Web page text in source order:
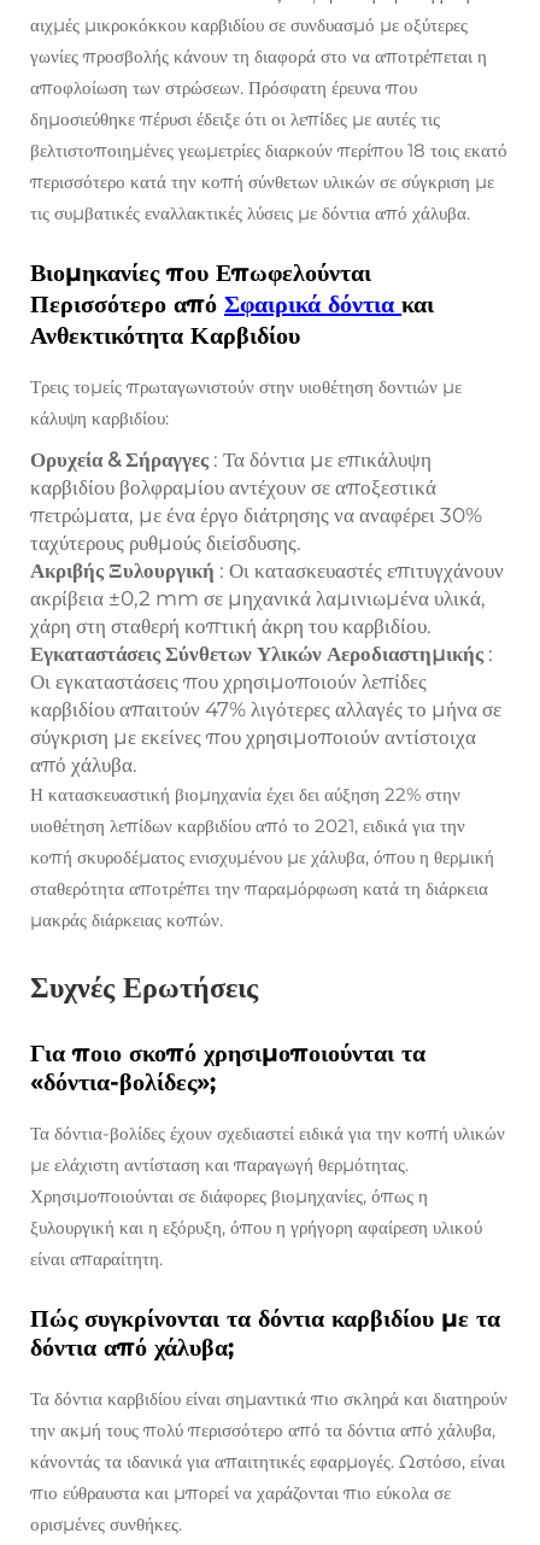
αιχμές μικροκόκκου καρβιδίου σε συνδυασμό με οξύτερες
γωνίες προσβολής κάνουν τη διαφορά στο να αποτρέπεται η
αποφλοίωση των στρώσεων. Πρόσφατη έρευνα που
δημοσιεύθηκε πέρυσι έδειξε ότι οι λεπίδες με αυτές τις
βελτιστοποιημένες γεωμετρίες διαρκούν περίπου 18 τοις εκατό
περισσότερο κατά την κοπή σύνθετων υλικών σε σύγκριση με
τις συμβατικές εναλλακτικές λύσεις με δόντια από χάλυβα.
Βιομηκανίες που Επωφελούνται
Περισσότερο από Σφαιρικά δόντια και
Ανθεκτικότητα Καρβιδίου
Τρεις τομείς πρωταγωνιστούν στην υιοθέτηση δοντιών με
κάλυψη καρβιδίου:
Ορυχεία & Σήραγγες : Τα δόντια με επικάλυψη
καρβιδίου βολφραμίου αντέχουν σε αποξεστικά
πετρώματα, με ένα έργο διάτρησης να αναφέρει 30%
ταχύτερους ρυθμούς διείσδυσης.
Ακριβής Ξυλουργική : Οι κατασκευαστές επιτυγχάνουν
ακρίβεια ±0,2 mm σε μηχανικά λαμινιωμένα υλικά,
χάρη στη σταθερή κοπτική άκρη του καρβιδίου.
Εγκαταστάσεις Σύνθετων Υλικών Αεροδιαστημικής :
Οι εγκαταστάσεις που χρησιμοποιούν λεπίδες
καρβιδίου απαιτούν 47% λιγότερες αλλαγές το μήνα σε
σύγκριση με εκείνες που χρησιμοποιούν αντίστοιχα
από χάλυβα.
Η κατασκευαστική βιομηχανία έχει δει αύξηση 22% στην
υιοθέτηση λεπίδων καρβιδίου από το 2021, ειδικά για την
κοπή σκυροδέματος ενισχυμένου με χάλυβα, όπου η θερμική
σταθερότητα αποτρέπει την παραμόρφωση κατά τη διάρκεια
μακράς διάρκειας κοπών.
Συχνές Ερωτήσεις
Για ποιο σκοπό χρησιμοποιούνται τα
«δόντια-βολίδες»;
Τα δόντια-βολίδες έχουν σχεδιαστεί ειδικά για την κοπή υλικών
με ελάχιστη αντίσταση και παραγωγή θερμότητας.
Χρησιμοποιούνται σε διάφορες βιομηχανίες, όπως η
ξυλουργική και η εξόρυξη, όπου η γρήγορη αφαίρεση υλικού
είναι απαραίτητη.
Πώς συγκρίνονται τα δόντια καρβιδίου με τα
δόντια από χάλυβα;
Τα δόντια καρβιδίου είναι σημαντικά πιο σκληρά και διατηρούν
την ακμή τους πολύ περισσότερο από τα δόντια από χάλυβα,
κάνοντάς τα ιδανικά για απαιτητικές εφαρμογές. Ωστόσο, είναι
πιο εύθραυστα και μπορεί να χαράζονται πιο εύκολα σε
ορισμένες συνθήκες.